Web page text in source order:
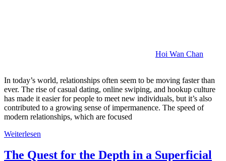
Hoi Wan Chan
In today’s world, relationships often seem to be moving faster than
ever. The rise of casual dating, online swiping, and hookup culture
has made it easier for people to meet new individuals, but it’s also
contributed to a growing sense of impermanence. The speed of
modern relationships, which are focused
Weiterlesen
The Quest for the Depth in a Superficial